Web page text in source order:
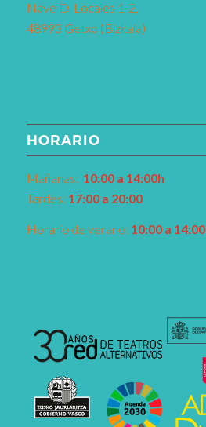
Nave D, Locales 1-2,
48993 Getxo (Bizkaia)
HORARIO
Mañanas: 10:00 a 14:00h
Tardes: 17:00 a 20:00
Horario de verano: 10:00 a 14:00